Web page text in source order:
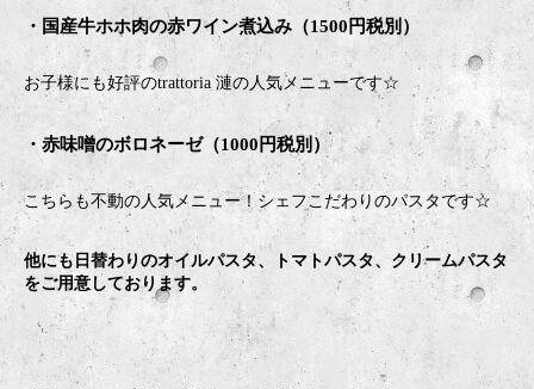
・国産牛ホホ肉の赤ワイン煮込み（1500円税別）
お子様にも好評のtrattoria 漣の人気メニューです☆
・赤味噌のボロネーゼ（1000円税別）
こちらも不動の人気メニュー！シェフこだわりのパスタです☆
他にも日替わりのオイルパスタ、トマトパスタ、クリームパスタ
をご用意しております。